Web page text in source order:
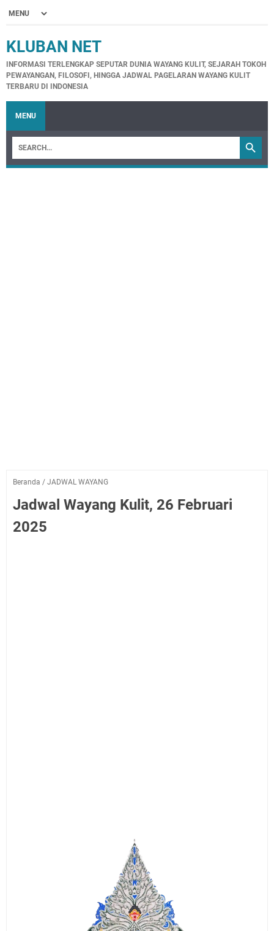
KLUBAN NET
INFORMASI TERLENGKAP SEPUTAR DUNIA WAYANG KULIT, SEJARAH TOKOH
PEWAYANGAN, FILOSOFI, HINGGA JADWAL PAGELARAN WAYANG KULIT
TERBARU DI INDONESIA
MENU
Beranda / JADWAL WAYANG
Jadwal Wayang Kulit, 26 Februari
2025